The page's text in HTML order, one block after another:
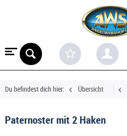
Du befindest dich hier: Übersicht
Paternoster mit 2 Haken